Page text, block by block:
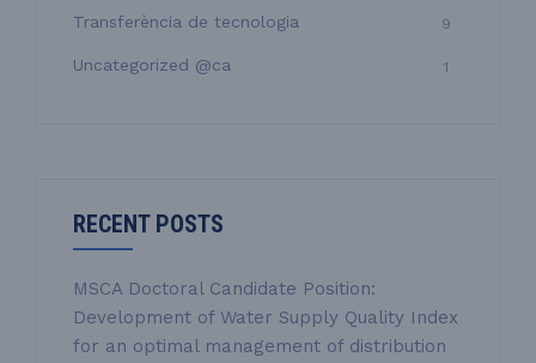
Transferència de tecnologia 9
Uncategorized @ca 1
RECENT POSTS
MSCA Doctoral Candidate Position:
Development of Water Supply Quality Index
for an optimal management of distribution